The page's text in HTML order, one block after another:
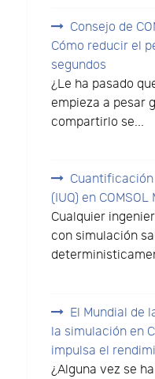
Consejo de
Cómo reducir el
segundos
¿Le ha pasado
empieza a pesar
compartirlo se...
(IUQ) en
Cualquier
con simulación
El Mundial de
la simulación en
impulsa el
¿Alguna vez se